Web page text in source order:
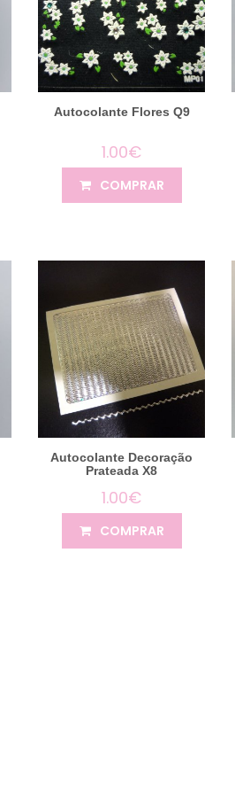
Autocolante Flores Q9
1.00€
COMPRAR
Autocolante Decoração
Prateada X8
1.00€
COMPRAR